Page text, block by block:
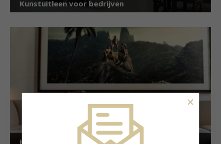
Kunstuitleen voor bedrijven
Kunstuitleen voor particulieren
×